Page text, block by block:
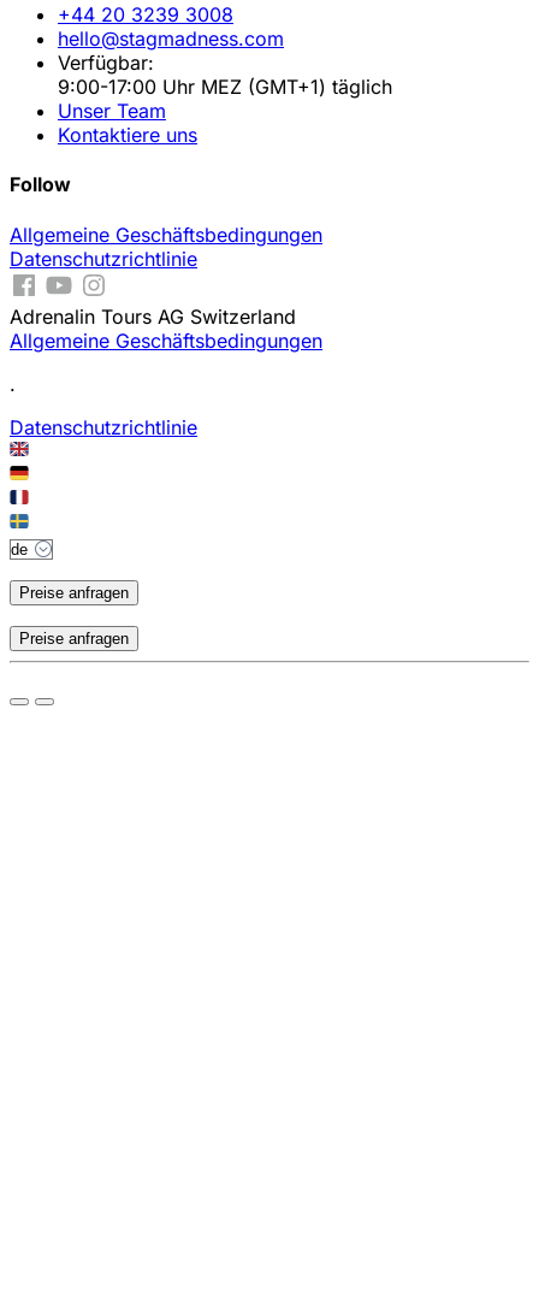
+44 20 3239 3008
hello@stagmadness.com
Verfügbar:
9:00-17:00 Uhr MEZ (GMT+1) täglich
Unser Team
Kontaktiere uns
Follow
Allgemeine Geschäftsbedingungen
Datenschutzrichtlinie
Adrenalin Tours AG Switzerland
Allgemeine Geschäftsbedingungen
.
Datenschutzrichtlinie
Preise anfragen
Preise anfragen